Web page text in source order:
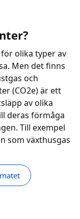
olika typer av
Men det finns
och
(CO2e) är ett
av olika
deras förmåga
Till exempel
som växthusgas